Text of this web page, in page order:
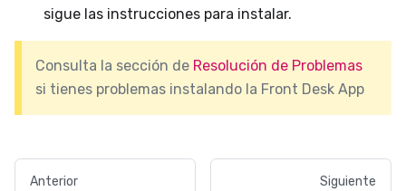
sigue las instrucciones para instalar.
Consulta la sección de Resolución de Problemas
si tienes problemas instalando la Front Desk App
Anterior Siguiente